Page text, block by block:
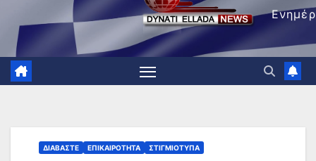
ΔΙΑΒΆΣΤΕ ΕΠΙΚΑΙΡΌΤΗΤΑ ΣΤΙΓΜΙΌΤΥΠΑ